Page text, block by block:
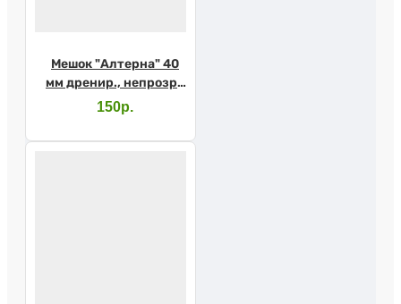
Мешок "Алтерна" 40
мм дренир., непрозр.,
17620
150р.